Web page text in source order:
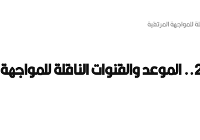
مباراة مصر وبلجيكا في كأس العالم 2026.. الموعد والقنوات الناقلة للمواجهة